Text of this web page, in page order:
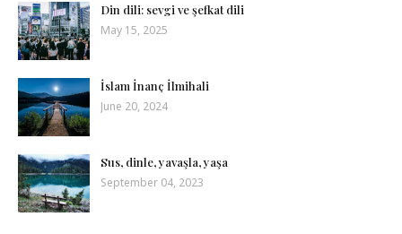
Din dili: sevgi ve şefkat dili
May 15, 2025
İslam İnanç İlmihali
June 20, 2024
Sus, dinle, yavaşla, yaşa
September 04, 2023